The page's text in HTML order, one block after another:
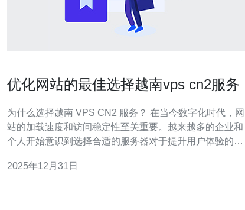
优化网站的最佳选择越南vps cn2服务
为什么选择越南 VPS CN2 服务？ 在当今数字化时代，网
站的加载速度和访问稳定性至关重要。越来越多的企业和
个人开始意识到选择合适的服务器对于提升用户体验的重
到广泛关注。以下是选择越南VPS CN2 服务的三大精华：
2025年12月31日